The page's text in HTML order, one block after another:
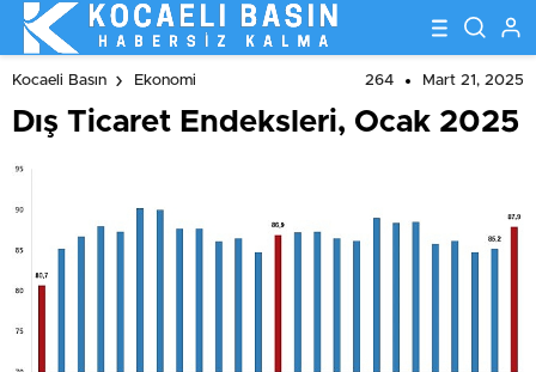
Kocaeli Basın Ekonomi 264 Mart 21, 2025
Dış Ticaret Endeksleri, Ocak 2025